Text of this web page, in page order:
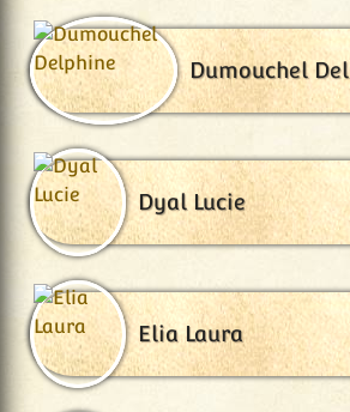
Dumouchel
Dyal Lucie
Elia Laura